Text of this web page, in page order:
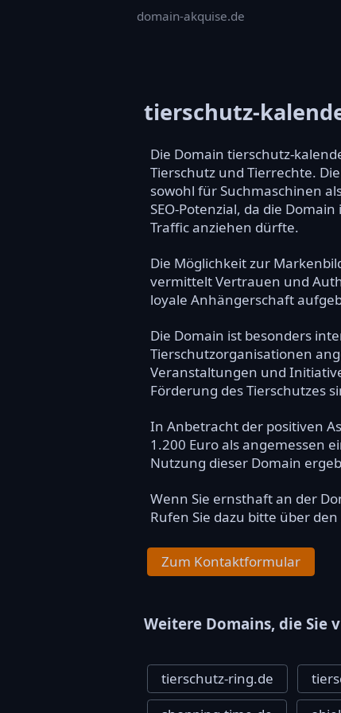
domain-akquise.de
tierschutz-
Die Domain tierschutz-
Tierschutz und Tierrechte.
sowohl für Suchmaschinen
SEO-Potenzial, da die
Traffic anziehen dürfte.
Die Möglichkeit zur
vermittelt Vertrauen und
loyale Anhängerschaft
Die Domain ist besonders
Tierschutzorganisationen
Veranstaltungen und
Förderung des Tierschutzes
In Anbetracht der positiven
1.200 Euro als angemessen
Nutzung dieser Domain
Wenn Sie ernsthaft an der
Rufen Sie dazu bitte über
Zum Kontaktformular
Weitere Domains, die
tierschutz-ring.de